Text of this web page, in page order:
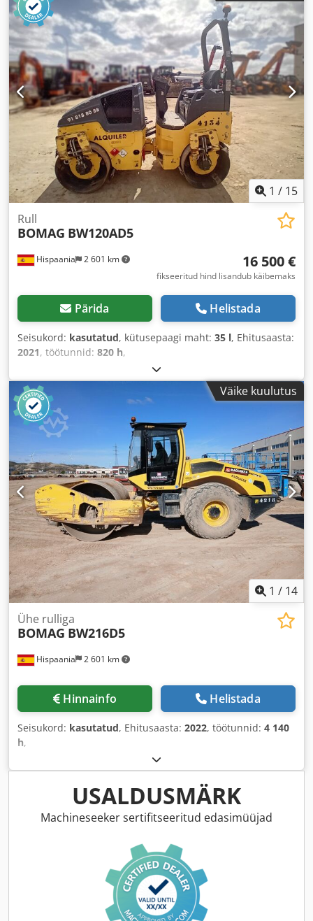
1 / 15
Hispaania 2 601 km
Rull
BOMAG BW120AD5
16 500 €
fikseeritud hind lisandub käibemaks
Pärida Helistada
Seisukord: kasutatud, kütusepaagi maht: 35 l, Ehitusaasta:
2021, töötunnid: 820 h,
Väike kuulutus
1 / 14
Hispaania 2 601 km
Ühe rulliga
BOMAG BW216D5
Hinnainfo Helistada
Seisukord: kasutatud, Ehitusaasta: 2022, töötunnid: 4 140
h,
USALDUSMÄRK
Machineseeker sertifitseeritud edasimüüjad